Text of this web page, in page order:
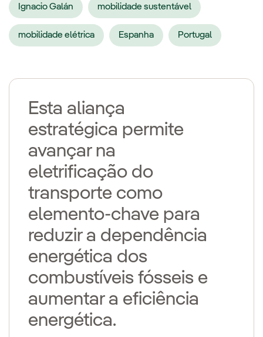
Ignacio Galán mobilidade sustentável
mobilidade elétrica Espanha Portugal
Esta aliança
estratégica permite
avançar na
eletrificação do
transporte como
elemento-chave para
reduzir a dependência
energética dos
combustíveis fósseis e
aumentar a eficiência
energética.